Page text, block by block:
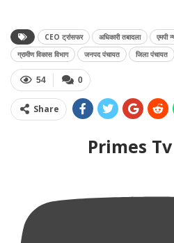
CEO ट्रांसफर अधिकारी तबादला एमपी
ग्रामीण विकास विभाग
जनपद पंचायत जिला पंचायत
0
54
Share
Primes